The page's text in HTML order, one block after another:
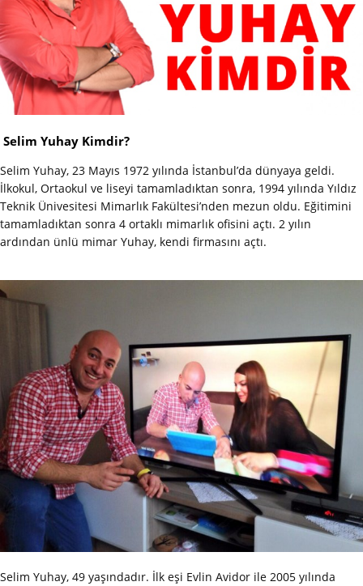
Selim Yuhay Kimdir?
Selim Yuhay, 23 Mayıs 1972 yılında İstanbul’da dünyaya geldi.
İlkokul, Ortaokul ve liseyi tamamladıktan sonra, 1994 yılında Yıldız
Teknik Ünivesitesi Mimarlık Fakültesi’nden mezun oldu. Eğitimini
tamamladıktan sonra 4 ortaklı mimarlık ofisini açtı. 2 yılın
ardından ünlü mimar Yuhay, kendi firmasını açtı.
Selim Yuhay, 49 yaşındadır. İlk eşi Evlin Avidor ile 2005 yılında